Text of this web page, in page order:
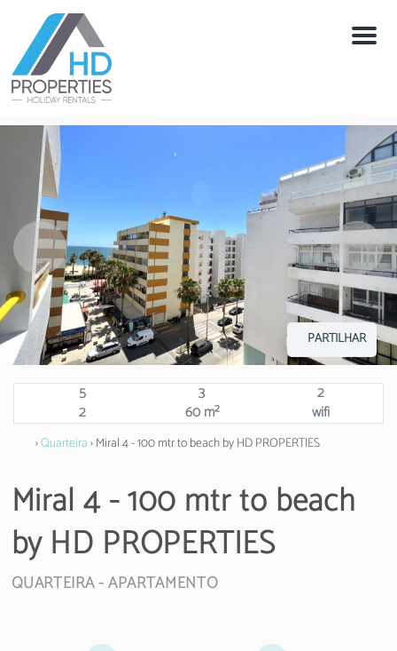
Menú
PARTILHAR
5 3
2
2
60 m² wifi
›Quarteira› Miral 4 - 100 mtr to beach by HD PROPERTIES
Miral 4 - 100 mtr to beach
by HD PROPERTIES
QUARTEIRA -APARTAMENTO